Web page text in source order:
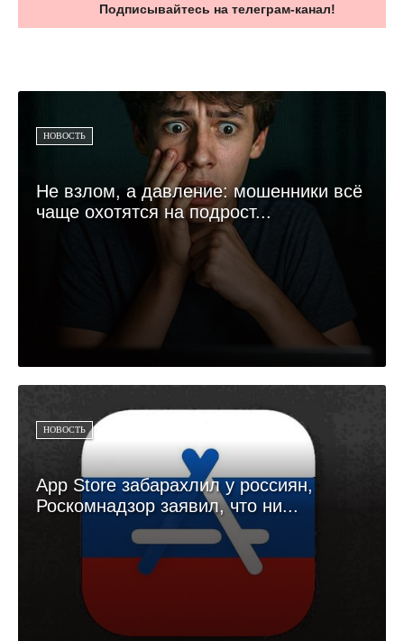
Подписывайтесь на телеграм-канал!
НОВОСТЬ
Не взлом, а давление: мошенники всё
чаще охотятся на подрост...
НОВОСТЬ
App Store забарахлил у россиян,
Роскомнадзор заявил, что ни...